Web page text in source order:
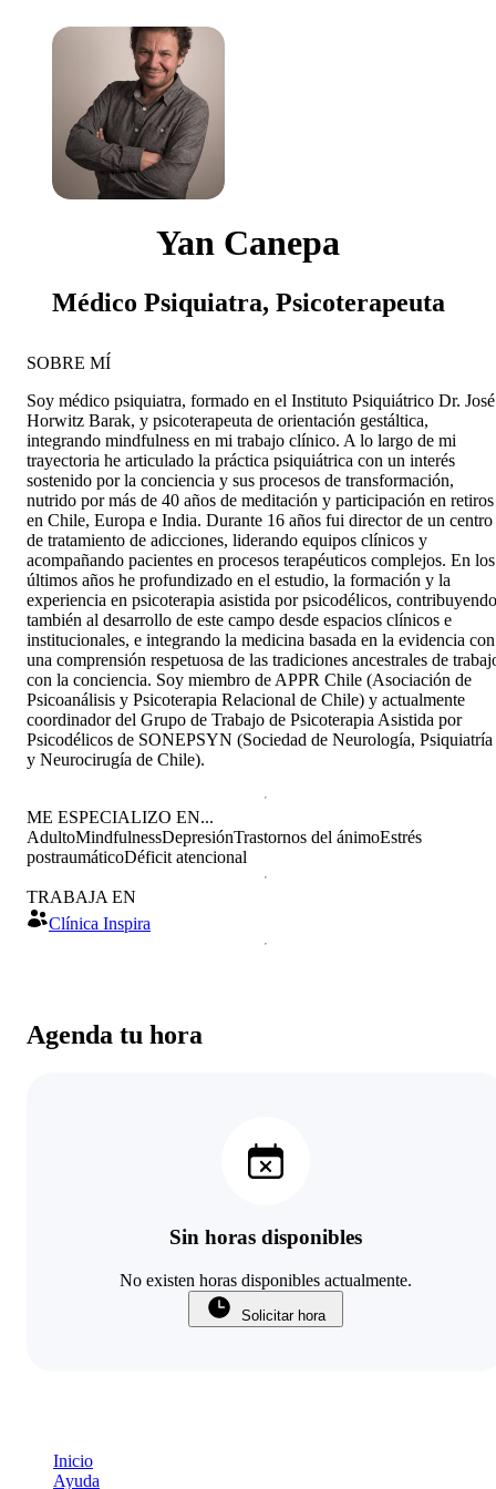
Yan Canepa
Médico Psiquiatra, Psicoterapeuta
Agenda tu hora
Sin horas disponibles
No existen horas disponibles actualmente.
Solicitar hora
SOBRE MÍ
Soy médico psiquiatra, formado en el Instituto Psiquiátrico Dr. José
Horwitz Barak, y psicoterapeuta de orientación gestáltica,
integrando mindfulness en mi trabajo clínico. A lo largo de mi
trayectoria he articulado la práctica psiquiátrica con un interés
sostenido por la conciencia y sus procesos de transformación,
nutrido por más de 40 años de meditación y participación en retiros
en Chile, Europa e India. Durante 16 años fui director de un centro
de tratamiento de adicciones, liderando equipos clínicos y
acompañando pacientes en procesos terapéuticos complejos. En los
últimos años he profundizado en el estudio, la formación y la
experiencia en psicoterapia asistida por psicodélicos, contribuyendo
también al desarrollo de este campo desde espacios clínicos e
institucionales, e integrando la medicina basada en la evidencia con
una comprensión respetuosa de las tradiciones ancestrales de
con la conciencia. Soy miembro de APPR Chile (Asociación de
Psicoanálisis y Psicoterapia Relacional de Chile) y actualmente
coordinador del Grupo de Trabajo de Psicoterapia Asistida por
Psicodélicos de SONEPSYN (Sociedad de Neurología, Psiquiatría
y Neurocirugía de Chile).
ME ESPECIALIZO EN...
AdultoMindfulnessDepresiónTrastornos del ánimoEstrés
postraumáticoDéficit atencional
TRABAJA EN
Clínica Inspira
Inicio
Ayuda